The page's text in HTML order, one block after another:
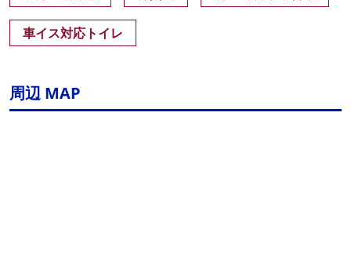
車イス対応トイレ
周辺 MAP